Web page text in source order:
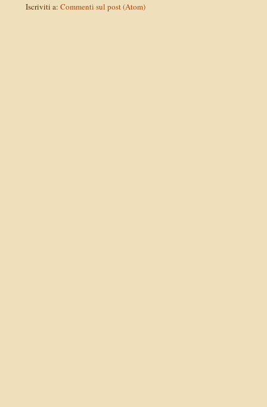
Iscriviti a: Commenti sul post (Atom)